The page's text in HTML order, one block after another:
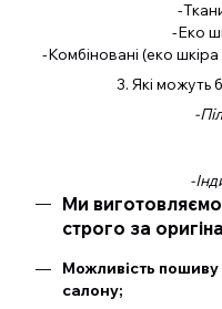
-
-Еко
-Комбіновані (еко
3. Які можуть
-
-
Ми виготовляємо
строго за
Можливість
салону;